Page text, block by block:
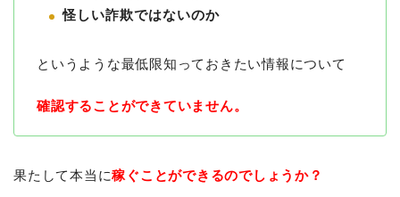
怪しい詐欺ではないのか
というような最低限知っておきたい情報について
確認することができていません。
果たして本当に稼ぐことができるのでしょうか？